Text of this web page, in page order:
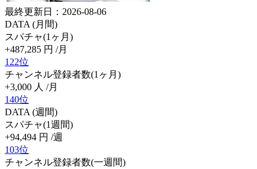
最終更新日：2026-08-06
DATA (月間)
スパチャ(1ヶ月)
+487,285 円 /月
122位
チャンネル登録者数(1ヶ月)
+3,000 人 /月
140位
DATA (週間)
スパチャ(1週間)
+94,494 円 /週
103位
チャンネル登録者数(一週間)